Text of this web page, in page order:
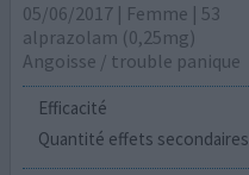
05/06/2017 | Femme | 53
alprazolam (0,25mg)
Angoisse / trouble panique
Efficacité
Quantité effets secondaires